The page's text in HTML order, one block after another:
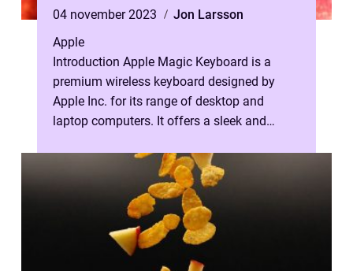
04 november 2023
Jon Larsson
Apple
Introduction Apple Magic Keyboard is a
premium wireless keyboard designed by
Apple Inc. for its range of desktop and
laptop computers. It offers a sleek and